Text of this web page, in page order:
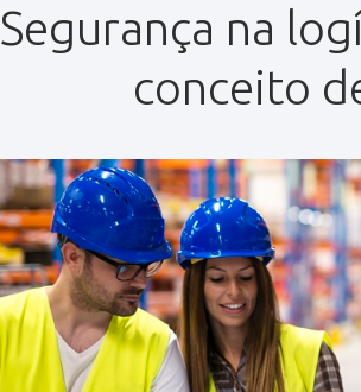
Segurança na
conceito